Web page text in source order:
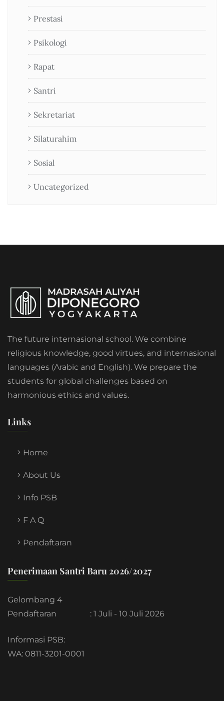
Prestasi
Psikologi
Rapat
Santri
Sekretariat
Silaturahim
Sosial
Uncategorized
The future internasional school. We combine
religious knowledge, good virtues, and internasional
languages (Arabic and English). We prepare the
students for global challenges based on
harmonious ethics and values.
Links
Home
About Us
Info PSB
F A Q
Pendaftaran
Penerimaan Santri Baru 2026/2027
Gelombang 4
Pendaftaran
: 1 Juli - 10 Juli 2026
Informasi PSB:
WA: 0811-3201-0001